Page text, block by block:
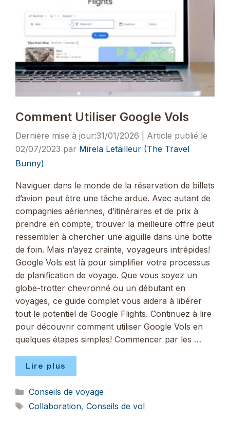
Comment Utiliser Google Vols
31/01/2026
02/07/2023 par Mirela Letailleur (The Travel
Bunny)
Naviguer dans le monde de la réservation de billets
d’avion peut être une tâche ardue. Avec autant de
compagnies aériennes, d’itinéraires et de prix à
prendre en compte, trouver la meilleure offre peut
ressembler à chercher une aiguille dans une botte
de foin. Mais n’ayez crainte, voyageurs intrépides!
Google Vols est là pour simplifier votre processus
de planification de voyage. Que vous soyez un
globe-trotter chevronné ou un débutant en
voyages, ce guide complet vous aidera à libérer
tout le potentiel de Google Flights. Continuez à lire
pour découvrir comment utiliser Google Vols en
quelques étapes simples! Commencer par les …
Lire plus
Catégories
Conseils de voyage
Étiquettes
Collaboration, Conseils de vol